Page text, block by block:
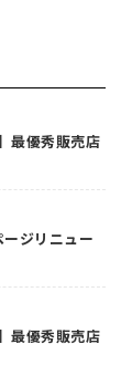
最優秀販売店
ージリニュー
最優秀販売店